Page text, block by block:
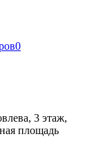
0
3 этаж,
площадь